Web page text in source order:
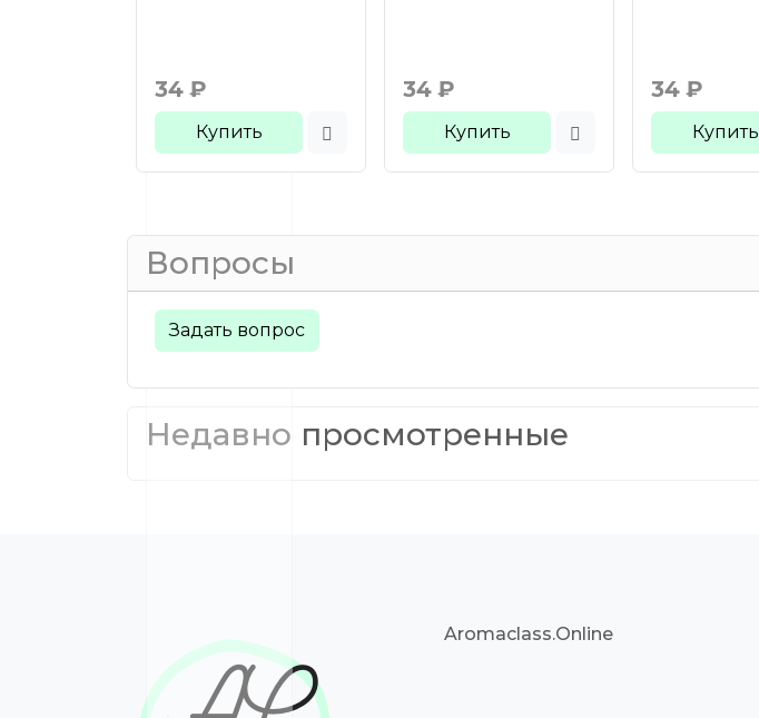
34 ₽
Купить
34 ₽
Купить
34 ₽
Купить
Вопросы
Задать вопрос
Недавно просмотренные
Aromaclass.Online